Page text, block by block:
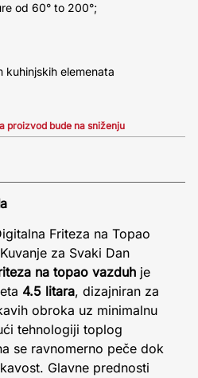
od 60° to 200°;
kuhinjskih elemenata
proizvod bude na sniženju
Friteza na Topao
za Svaki Dan
na topao vazduh je
4.5 litara, dizajniran za
obroka uz minimalnu
tehnologiji toplog
se ravnomerno peče dok
Glavne prednosti